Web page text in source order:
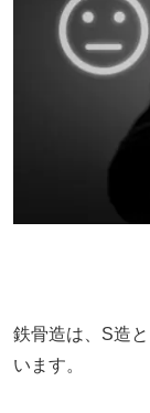
鉄骨造は、S造
います。